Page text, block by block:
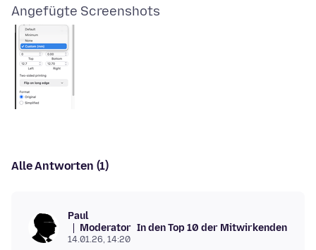
Angefügte Screenshots
Alle Antworten (1)
Paul
Moderator In den Top 10 der Mitwirkenden
14.01.26, 14:20